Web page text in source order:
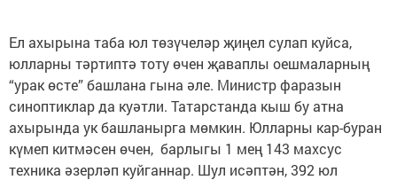
Ел ахырына таба юл тө­зүчеләр җиңел сулап куйса,
юлларны тәртиптә тоту өчен җаваплы оешма­лар­ның
“урак өсте” башлана гына әле. Министр фаразын
синоптиклар да куәтли. Татарстанда кыш бу атна
ахырында ук башланырга мөм­кин. Юлларны кар-буран
күмеп китмәсен өчен, барлыгы 1 мең 143 махсус
техника әзер­ләп куйганнар. Шул исәптән, 392 юл